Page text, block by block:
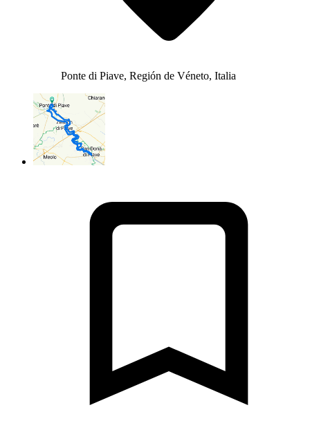
Ponte di Piave, Región de Véneto, Italia